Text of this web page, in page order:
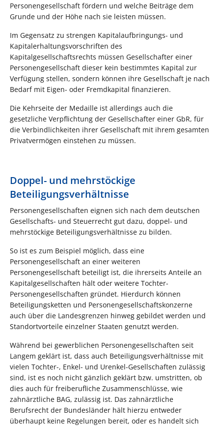
Personengesellschaft fördern und welche Beiträge dem
Grunde und der Höhe nach sie leisten müssen.
Im Gegensatz zu strengen Kapitalaufbringungs- und
Kapitalerhaltungsvorschriften des
Kapitalgesellschaftsrechts müssen Gesellschafter einer
Personengesellschaft dieser kein bestimmtes Kapital zur
Verfügung stellen, sondern können ihre Gesellschaft je nach
Bedarf mit Eigen- oder Fremdkapital finanzieren.
Die Kehrseite der Medaille ist allerdings auch die
gesetzliche Verpflichtung der Gesellschafter einer GbR, für
die Verbindlichkeiten ihrer Gesellschaft mit ihrem gesamten
Privatvermögen einstehen zu müssen.
Doppel- und mehrstöckige
Beteiligungsverhältnisse
Personengesellschaften eignen sich nach dem deutschen
Gesellschafts- und Steuerrecht gut dazu, doppel- und
mehrstöckige Beteiligungsverhältnisse zu bilden.
So ist es zum Beispiel möglich, dass eine
Personengesellschaft an einer weiteren
Personengesellschaft beteiligt ist, die ihrerseits Anteile an
Kapitalgesellschaften hält oder weitere Tochter-
Personengesellschaften gründet. Hierdurch können
Beteiligungsketten und Personengesellschaftskonzerne
auch über die Landesgrenzen hinweg gebildet werden und
Standortvorteile einzelner Staaten genutzt werden.
Während bei gewerblichen Personengesellschaften seit
Langem geklärt ist, dass auch Beteiligungsverhältnisse mit
vielen Tochter-, Enkel- und Urenkel-Gesellschaften zulässig
sind, ist es noch nicht gänzlich geklärt bzw. umstritten, ob
dies auch für freiberufliche Zusammenschlüsse, wie
zahnärztliche BAG, zulässig ist. Das zahnärztliche
Berufsrecht der Bundesländer hält hierzu entweder
überhaupt keine Regelungen bereit, oder es handelt sich